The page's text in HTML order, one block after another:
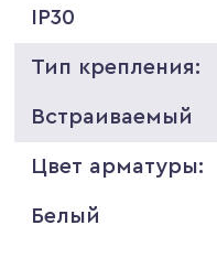
IP30
Тип крепления:
Встраиваемый
Цвет арматуры:
Белый